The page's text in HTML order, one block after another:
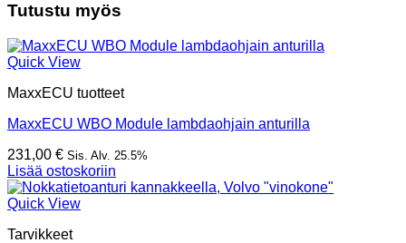
Tutustu myös
Quick View
MaxxECU tuotteet
MaxxECU WBO Module lambdaohjain anturilla
231,00 € Sis. Alv. 25.5%
Lisää ostoskoriin
Quick View
Tarvikkeet